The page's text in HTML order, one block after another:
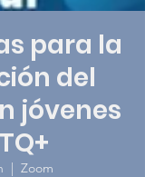
para la
del
jóvenes
  |
Zoom